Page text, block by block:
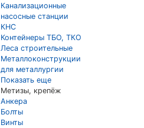
Канализационные
насосные станции
КНС
Контейнеры ТБО, ТКО
Леса строительные
Металлоконструкции
для металлургии
Показать еще
Метизы, крепёж
Анкера
Болты
Винты